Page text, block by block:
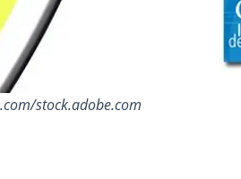
stock.adobe.com